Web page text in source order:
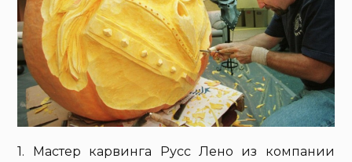
1. Мастер карвинга Русс Лено из компании